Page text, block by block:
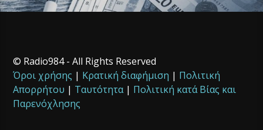
© Radio984 - All Rights Reserved
Όροι χρήσης | Κρατική διαφήμιση | Πολιτική
Απορρήτου | Ταυτότητα| Πολιτική κατά Βίας και
Παρενόχλησης